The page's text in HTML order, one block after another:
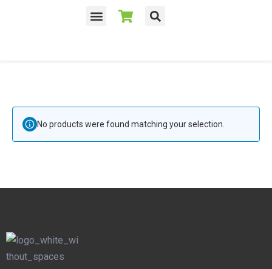
No products were found matching your selection.